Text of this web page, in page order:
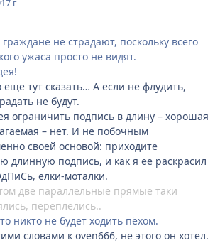
17 г
не страдают, поскольку всего
ужаса просто не видят.
тут сказать… А если не флудить,
не будут.
ограничить подпись в длину – хорошая
– нет. И не побочным
своей основой: приходите
длинную подпись, и как я ее раскрасил
елки-моталки.
две параллельные прямые таки
переплелись..
никто не будет ходить пёхом.
словами к oven666, не этого он хотел.